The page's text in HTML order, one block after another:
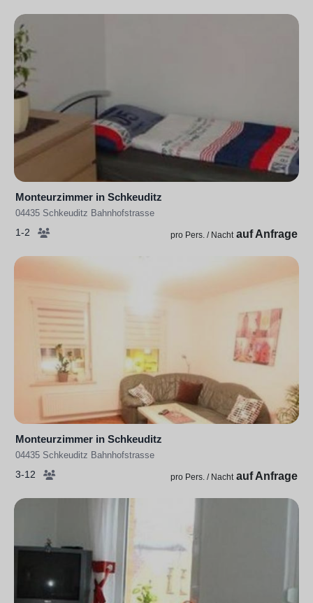
Monteurzimmer in Schkeuditz
04435 Schkeuditz Bahnhofstrasse
1-2 pro Pers. / Nacht auf Anfrage
Monteurzimmer in Schkeuditz
04435 Schkeuditz Bahnhofstrasse
3-12 pro Pers. / Nacht auf Anfrage